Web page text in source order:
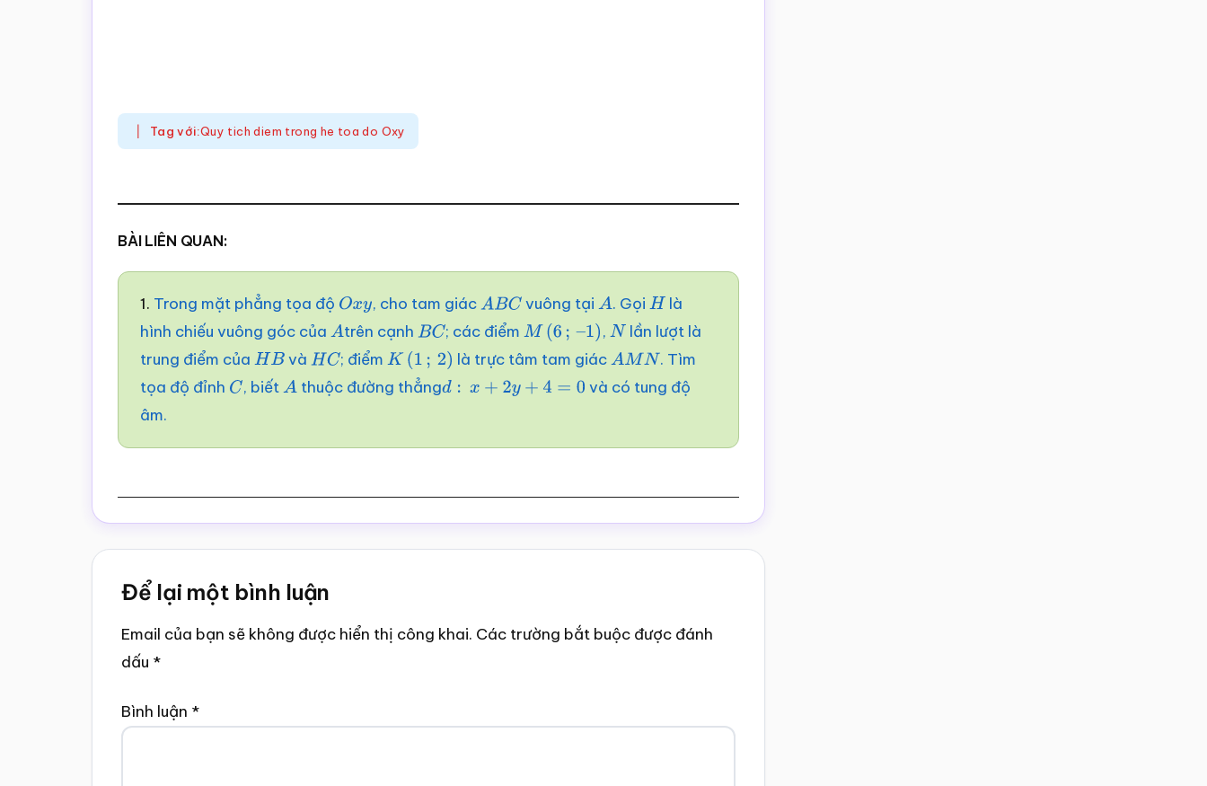
Tag với:Quy tich diem trong he toa do Oxy
BÀI LIÊN QUAN:
1. Trong mặt phẳng tọa độ Oxy , cho tam giácABC vuông tạiA. Gọi H là
hình chiếu vuông góc của Atrên cạnh BC ; các điểmM( 6;–1 ) ,N lần lượt là
trung điểm của HB và HC ; điểmK( 1;2 ) là trực tâm tam giácAMN
. Tìm
tọa độ đỉnh C, biếtAthuộc đường thẳngd: x +2 y+ 4= 0
và có tung độ
âm.
Reader
Interactions
Để lại một bình luận
Email của bạn sẽ không được hiển thị công khai. Các trường bắt buộc được đánh
dấu *
Bình luận *